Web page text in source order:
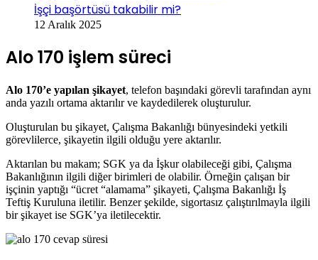
İşçi başörtüsü takabilir mi?
12 Aralık 2025
Alo 170 işlem süreci
Alo 170’e yapılan şikayet, telefon başındaki görevli tarafından aynı
anda yazılı ortama aktarılır ve kaydedilerek oluşturulur.
Oluşturulan bu şikayet, Çalışma Bakanlığı bünyesindeki yetkili
görevlilerce, şikayetin ilgili olduğu yere aktarılır.
Aktarılan bu makam; SGK ya da İşkur olabileceği gibi, Çalışma
Bakanlığının ilgili diğer birimleri de olabilir. Örneğin çalışan bir
işçinin yaptığı “ücret “alamama” şikayeti, Çalışma Bakanlığı İş
Teftiş Kuruluna iletilir. Benzer şekilde, sigortasız çalıştırılmayla ilgili
bir şikayet ise SGK’ya iletilecektir.